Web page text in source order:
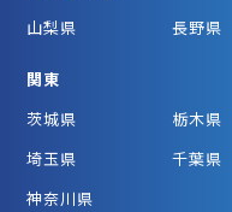
山梨県
長野県
関東
茨城県
栃木県
埼玉県
千葉県
神奈川県